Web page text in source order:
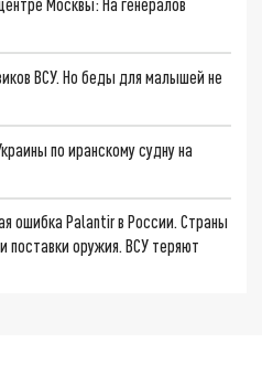
Москвы: На генералов
ВСУ. Но беды для малышей не
по иранскому судну на
ошибка Palantir в России. Страны
поставки оружия. ВСУ теряют